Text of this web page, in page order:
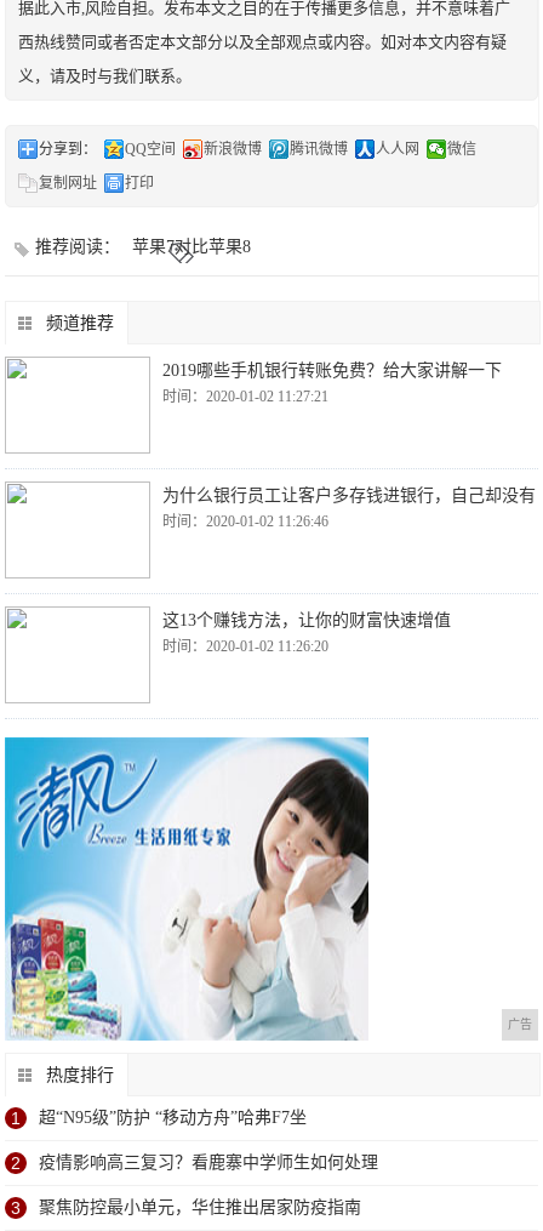
据此入市,风险自担。发布本文之目的在于传播更多信息，并不意味着广
西热线赞同或者否定本文部分以及全部观点或内容。如对本文内容有疑
义，请及时与我们联系。
分享到： QQ空间 新浪微博 腾讯微博 人人网
微信
复制网址
打印
推荐阅读： 苹果7对比苹果8
频道推荐
2019哪些手机银行转账免费？给大家讲解一下
时间：2020-01-02 11:27:21
为什么银行员工让客户多存钱进银行，自己却没有
时间：2020-01-02 11:26:46
这13个赚钱方法，让你的财富快速增值
时间：2020-01-02 11:26:20
广告
热度排行
1 超“N95级”防护 “移动方舟”哈弗F7坐
2 疫情影响高三复习？看鹿寨中学师生如何处理
3 聚焦防控最小单元，华住推出居家防疫指南